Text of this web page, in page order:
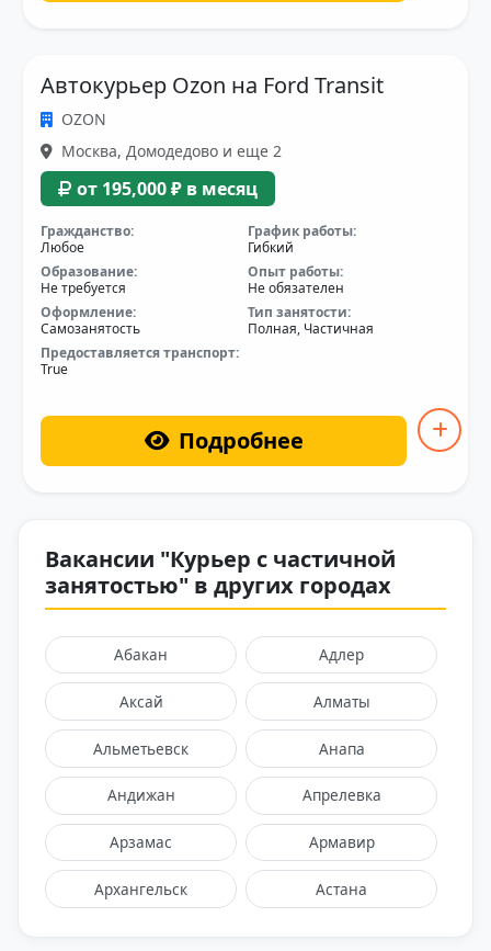
Автокурьер Ozon на Ford Transit
OZON
Москва, Домодедово и еще 2
от 195,000 ₽ в месяц
Гражданство:
Любое
График работы:
Гибкий
Образование:
Не требуется
Опыт работы:
Не обязателен
Оформление:
Самозанятость
Тип занятости:
Полная, Частичная
Предоставляется транспорт:
True
Подробнее
Вакансии "Курьер с частичной
занятостью" в других городах
Абакан Адлер
Аксай Алматы
Альметьевск Анапа
Андижан Апрелевка
Арзамас Армавир
Архангельск Астана